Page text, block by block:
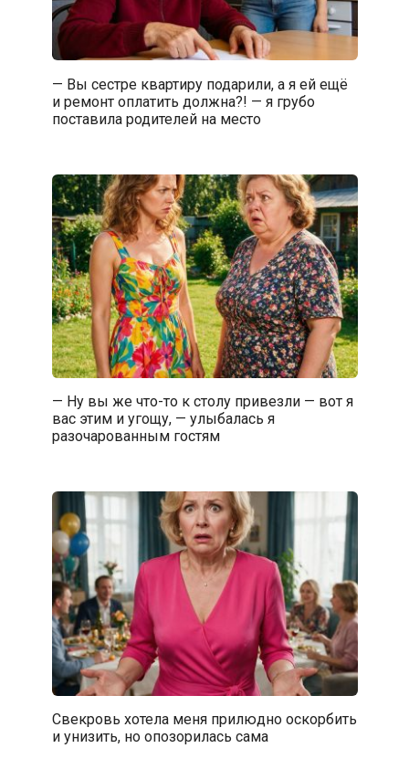
— Вы сестре квартиру подарили, а я ей ещё
и ремонт оплатить должна?! — я грубо
поставила родителей на место
— Ну вы же что-то к столу привезли — вот я
вас этим и угощу, — улыбалась я
разочарованным гостям
Свекровь хотела меня прилюдно оскорбить
и унизить, но опозорилась сама